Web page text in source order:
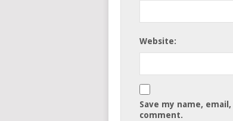
Website:
Save my name,
comment.